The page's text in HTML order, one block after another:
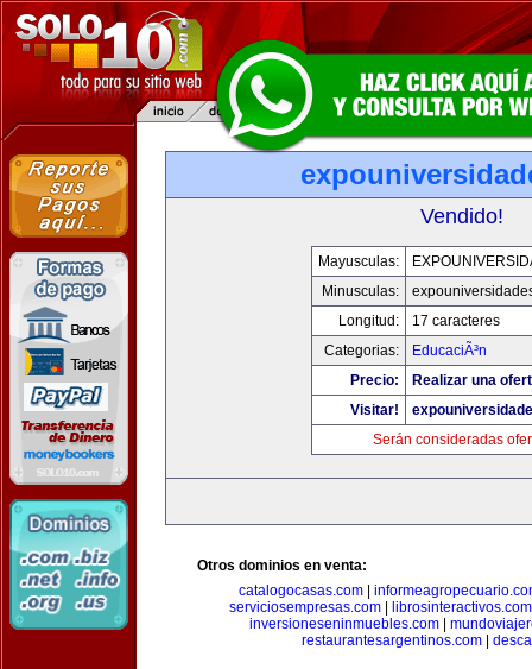
Vendido!
Mayusculas:
Minusculas:
Longitud:
17 caracteres
Categorias:
EducaciÃ³n
Precio:
Realizar una
Visitar!
Serán consideradas
Otros dominios en venta:
catalogocasas.com
serviciosempresas.com| librosinteractivos.com
inversioneseninmuebles.com|
restaurantesargentinos.com|